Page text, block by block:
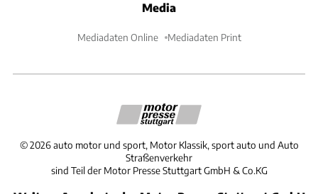
Media
Mediadaten Online Mediadaten Print
©2026 auto motor und sport, Motor Klassik, sport auto und Auto
Straßenverkehr
sind Teil der Motor Presse Stuttgart GmbH & Co.KG